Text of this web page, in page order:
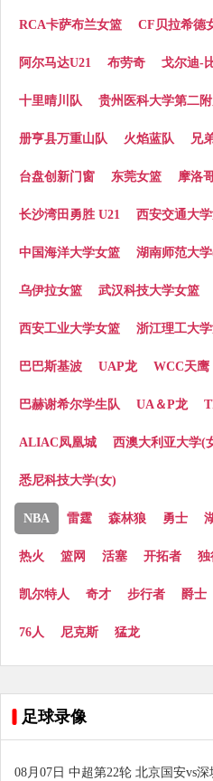
RCA卡萨布兰女篮 CF贝拉希德
阿尔马达U21 布劳奇 戈尔迪-
十里晴川队 贵州医科大学第二
册亨县万重山队 火焰蓝队 兄
台盘创新门窗 东莞女篮 摩洛
长沙湾田勇胜 U21 西安交通大
中国海洋大学女篮 湖南师范大
乌伊拉女篮 武汉科技大学女篮
西安工业大学女篮 浙江理工大
巴巴斯基波 UAP龙 WCC天鹰
巴赫谢希尔学生队 UA＆P龙
ALIAC凤凰城 西澳大利亚大学(
悉尼科技大学(女)
NBA 雷霆 森林狼 勇士
热火 篮网 活塞 开拓者 独
凯尔特人 奇才 步行者 爵士
76人 尼克斯 猛龙
足球录像
08月07日 中超第22轮 北京国安vs